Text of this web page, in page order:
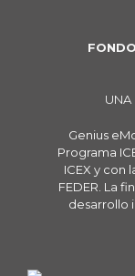
UNA
Genius
Programa
ICEX y con
FEDER. La
desarrollo